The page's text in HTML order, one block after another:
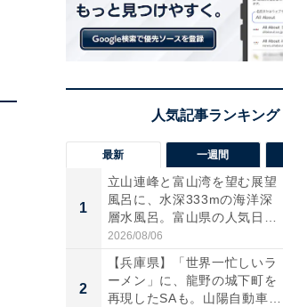
最新 一週間
1
立山連峰と富山湾を望む展望
風呂に、水深333mの海洋深
層水風呂。富山県の人気日
帰...
2026/08/06
2
【兵庫県】「世界一忙しいラ
ーメン」に、龍野の城下町を
再現したSAも。山陽自動車